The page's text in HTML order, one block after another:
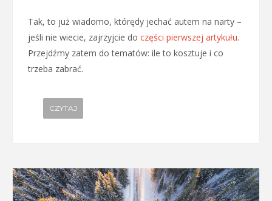
Tak, to już wiadomo, którędy jechać autem na narty –
jeśli nie wiecie, zajrzyjcie do części pierwszej artykułu.
Przejdźmy zatem do tematów: ile to kosztuje i co
trzeba zabrać.
CZYTAJ